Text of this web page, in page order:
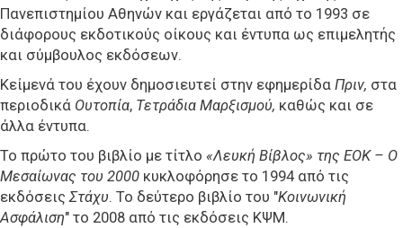
Πανεπιστημίου Αθηνών και εργάζεται από το 1993 σε
διάφορους εκδοτικούς οίκους και έντυπα ως επιμελητής
και σύμβουλος εκδόσεων.
Κείμενά του έχουν δημοσιευτεί στην εφημερίδα Πριν, στα
περιοδικά Ουτοπία, Τετράδια Μαρξισμού, καθώς και σε
άλλα έντυπα.
Το πρώτο του βιβλίο με τίτλο «Λευκή Βίβλος» της ΕΟΚ – Ο
Μεσαίωνας του 2000 κυκλοφόρησε το 1994 από τις
εκδόσειςΣτάχυ. Το δεύτερο βιβλίο του "Κοινωνική
Ασφάλιση" το 2008 από τις εκδόσεις ΚΨΜ.